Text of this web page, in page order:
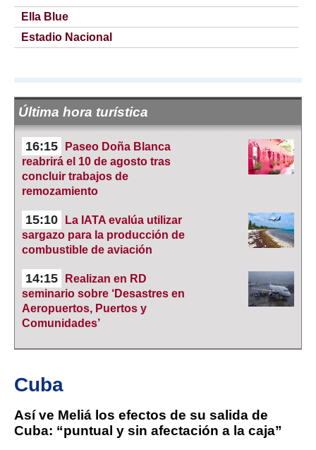
Ella Blue
Estadio Nacional
Última hora turística
16:15
Paseo Doña Blanca
reabrirá el 10 de agosto tras
concluir trabajos de
remozamiento
15:10
La IATA evalúa utilizar
sargazo para la producción de
combustible de aviación
14:15
Realizan en RD
seminario sobre ‘Desastres en
Aeropuertos, Puertos y
Comunidades’
Cuba
Así ve Meliá los efectos de su salida de
Cuba: “puntual y sin afectación a la caja”